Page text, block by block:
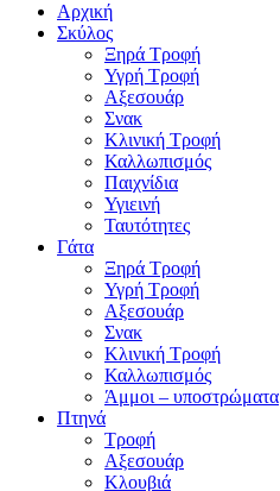
Αρχική
Σκύλος
Ξηρά Τροφή
Υγρή Τροφή
Αξεσουάρ
Σνακ
Κλινική Τροφή
Καλλωπισμός
Παιχνίδια
Υγιεινή
Ταυτότητες
Γάτα
Ξηρά Τροφή
Υγρή Τροφή
Αξεσουάρ
Σνακ
Κλινική Τροφή
Καλλωπισμός
Άμμοι – υποστρώματα
Πτηνά
Τροφή
Αξεσουάρ
Κλουβιά